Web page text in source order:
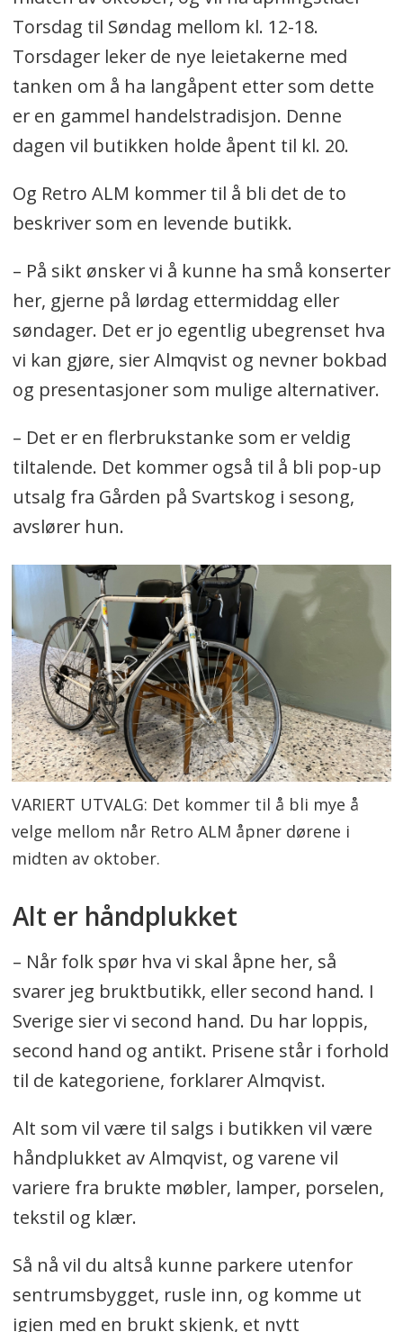
Torsdag til Søndag mellom kl. 12-18.
Torsdager leker de nye leietakerne med
tanken om å ha langåpent etter som dette
er en gammel handelstradisjon. Denne
dagen vil butikken holde åpent til kl. 20.
Og Retro ALM kommer til å bli det de to
beskriver som en levende butikk.
– På sikt ønsker vi å kunne ha små konserter
her, gjerne på lørdag ettermiddag eller
søndager. Det er jo egentlig ubegrenset hva
vi kan gjøre, sier Almqvist og nevner bokbad
og presentasjoner som mulige alternativer.
– Det er en flerbrukstanke som er veldig
tiltalende. Det kommer også til å bli pop-up
utsalg fra Gården på Svartskog i sesong,
avslører hun.
VARIERT UTVALG: Det kommer til å bli mye å
velge mellom når Retro ALM åpner dørene i
midten av oktober.
Alt er håndplukket
– Når folk spør hva vi skal åpne her, så
svarer jeg bruktbutikk, eller second hand. I
Sverige sier vi second hand. Du har loppis,
second hand og antikt. Prisene står i forhold
til de kategoriene, forklarer Almqvist.
Alt som vil være til salgs i butikken vil være
håndplukket av Almqvist, og varene vil
variere fra brukte møbler, lamper, porselen,
tekstil og klær.
Så nå vil du altså kunne parkere utenfor
sentrumsbygget, rusle inn, og komme ut
igjen med en brukt skjenk, et nytt